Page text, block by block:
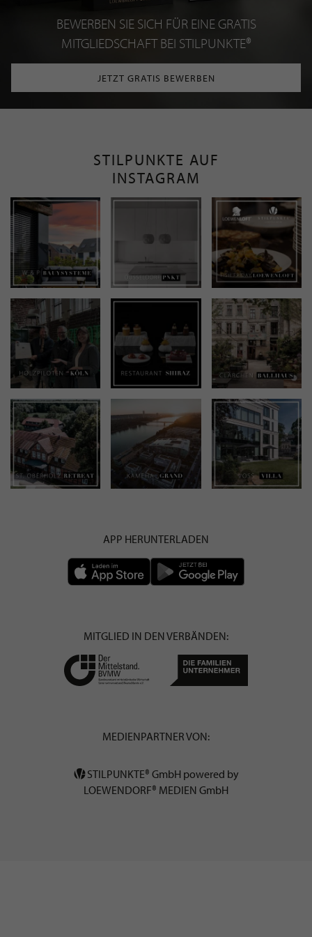
BEWERBEN SIE SICH FÜR EINE GRATIS
MITGLIEDSCHAFT BEI STILPUNKTE®
JETZT GRATIS BEWERBEN
STILPUNKTE AUF
INSTAGRAM
APP HERUNTERLADEN
MITGLIED IN DEN VERBÄNDEN:
MEDIENPARTNER VON:
STILPUNKTE® GmbH powered by
LOEWENDORF® MEDIEN GmbH